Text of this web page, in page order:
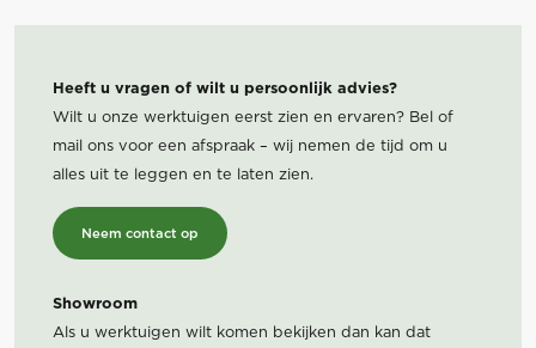
Heeft u vragen of wilt u persoonlijk advies?
Wilt u onze werktuigen eerst zien en ervaren? Bel of
mail ons voor een afspraak – wij nemen de tijd om u
alles uit te leggen en te laten zien.
Neem contact op
Showroom
Als u werktuigen wilt komen bekijken dan kan dat